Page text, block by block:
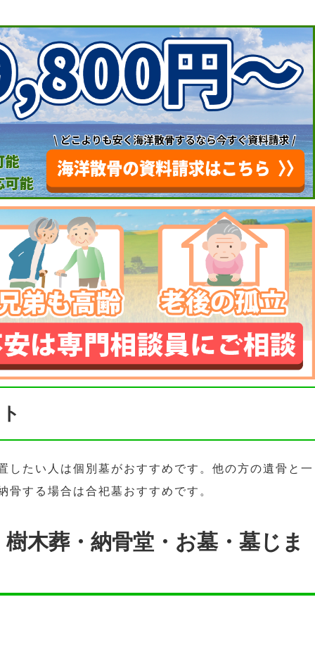
したい人は個別墓がおすすめです。他の方の遺骨と一
骨する場合は合祀墓おすすめです。
木葬・納骨堂・お墓・墓じま